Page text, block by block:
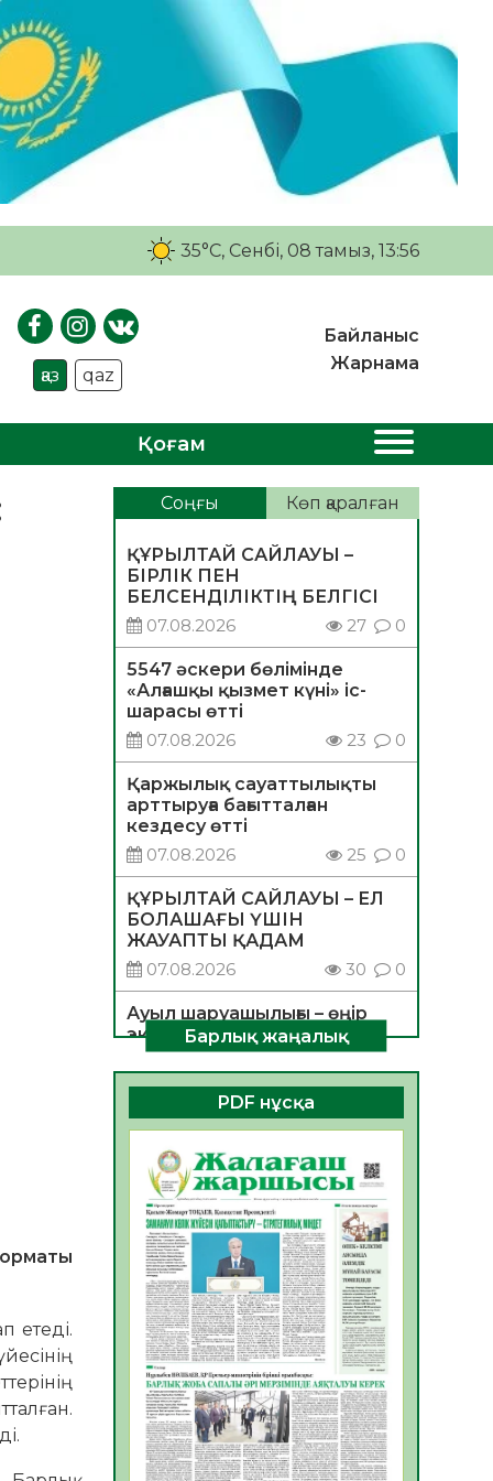
35°C, Сенбі, 08 тамыз, 13:56
қаз qaz
Байланыс
Жарнама
Қоғам
етеді.
Соңғы Көп қаралған
ҚҰРЫЛТАЙ САЙЛАУЫ –
БІРЛІК ПЕН
БЕЛСЕНДІЛІКТІҢ БЕЛГІСІ
07.08.2026
27 0
5547 әскери бөлімінде
«Алғашқы қызмет күні» іс-
шарасы өтті
07.08.2026
23 0
Қаржылық сауаттылықты
арттыруға бағытталған
кездесу өтті
07.08.2026
25 0
ҚҰРЫЛТАЙ САЙЛАУЫ – ЕЛ
БОЛАШАҒЫ ҮШІН
ЖАУАПТЫ ҚАДАМ
07.08.2026
30 0
Ауыл шаруашылығы – өңір
экономикасының негізгі
тірегі
06.08.2026
39 0
ҚОҒАМДЫҚ БЕЛСЕНДІЛІК –
ЕЛ ДАМУЫНЫҢ НЕГІЗІ
06.08.2026
36
ҚҰРЫЛТАЙ САЙЛАУЫ –
БОЛАШАҚҚА БАСТАР
ЖАУАПТЫ ТАҢДАУ
06.08.2026
38
Инфекциялық ауруларға
қарсы иммундау
жұмыстарының тиімділігі
06.08.2026
40
Көкжөтел ауруы туралы
Барлық жаңалық
PDF нұсқа